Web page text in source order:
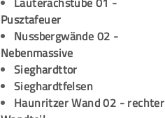
Pusztafeuer
Nussbergwände 02 -
Nebenmassive
Sieghardttor
Sieghardtfelsen
Haunritzer Wand 02 - rechter